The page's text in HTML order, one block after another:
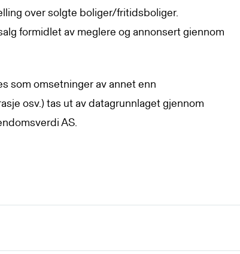
over solgte boliger/fritidsboliger.
formidlet av meglere og annonsert giennom
som omsetninger av annet enn
osv.) tas ut av datagrunnlaget gjennom
AS.